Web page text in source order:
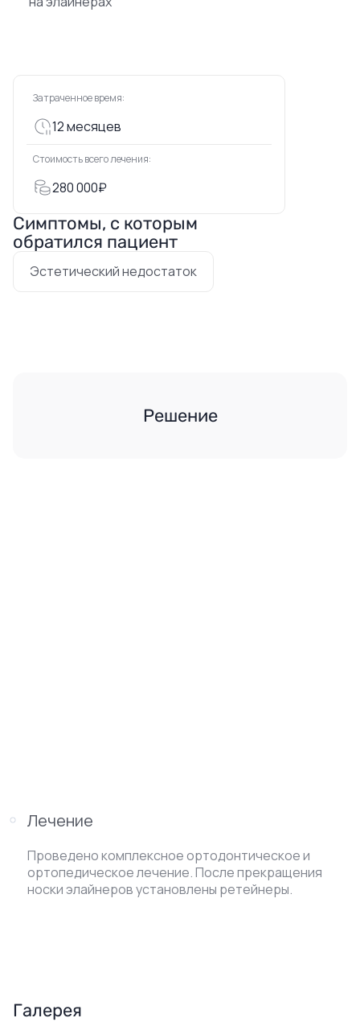
Затраченное время:
12 месяцев
Стоимость всего лечения:
280 000₽
Симптомы, с которым
обратился пациент
Эстетический недостаток
Решение
Лечение
Проведено комплексное ортодонтическое и
ортопедическое лечение. После прекращения
носки элайнеров установлены ретейнеры.
Галерея